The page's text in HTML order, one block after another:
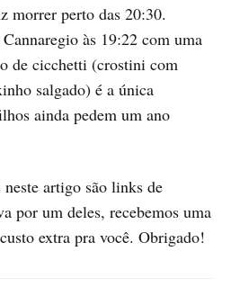
morrer perto das 20:30.
às 19:22 com uma
de cicchetti (crostini com
salgado) é a única
ainda pedem um ano
artigo são links de
por um deles, recebemos uma
extra pra você. Obrigado!